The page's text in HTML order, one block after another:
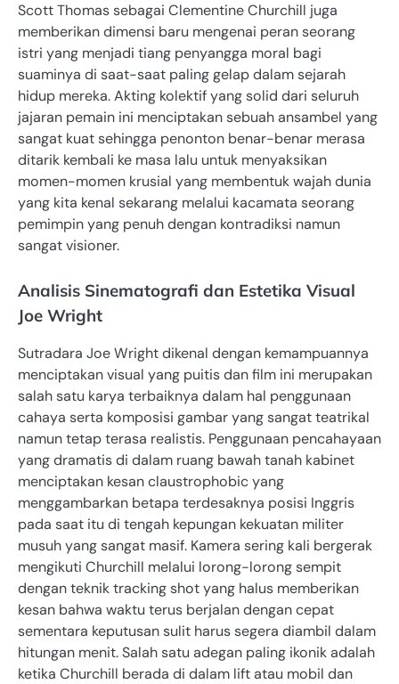
Scott Thomas sebagai Clementine Churchill juga
memberikan dimensi baru mengenai peran seorang
istri yang menjadi tiang penyangga moral bagi
suaminya di saat-saat paling gelap dalam sejarah
hidup mereka. Akting kolektif yang solid dari seluruh
jajaran pemain ini menciptakan sebuah ansambel yang
sangat kuat sehingga penonton benar-benar merasa
ditarik kembali ke masa lalu untuk menyaksikan
momen-momen krusial yang membentuk wajah dunia
yang kita kenal sekarang melalui kacamata seorang
pemimpin yang penuh dengan kontradiksi namun
sangat visioner.
Analisis Sinematografi dan Estetika Visual
Joe Wright
Sutradara Joe Wright dikenal dengan kemampuannya
menciptakan visual yang puitis dan film ini merupakan
salah satu karya terbaiknya dalam hal penggunaan
cahaya serta komposisi gambar yang sangat teatrikal
namun tetap terasa realistis. Penggunaan pencahayaan
yang dramatis di dalam ruang bawah tanah kabinet
menciptakan kesan claustrophobic yang
menggambarkan betapa terdesaknya posisi Inggris
pada saat itu di tengah kepungan kekuatan militer
musuh yang sangat masif. Kamera sering kali bergerak
mengikuti Churchill melalui lorong-lorong sempit
dengan teknik tracking shot yang halus memberikan
kesan bahwa waktu terus berjalan dengan cepat
sementara keputusan sulit harus segera diambil dalam
hitungan menit. Salah satu adegan paling ikonik adalah
ketika Churchill berada di dalam lift atau mobil dan